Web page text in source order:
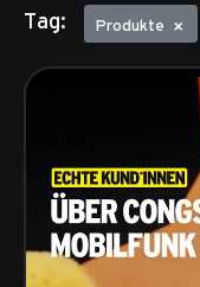
Tag: Produkte